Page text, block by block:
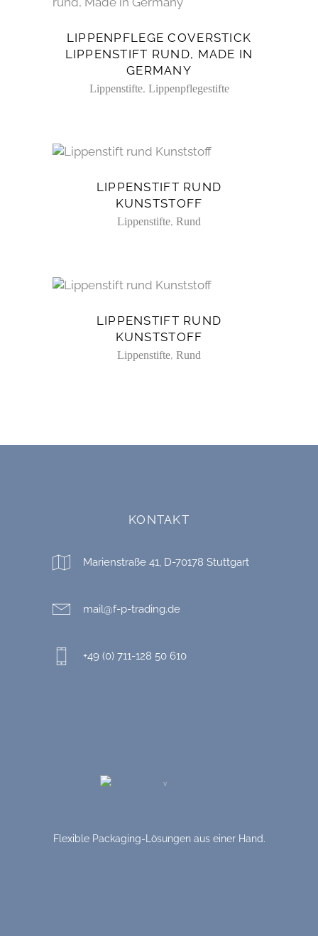
LIPPENPFLEGE COVERSTICK
LIPPENSTIFT RUND, MADE IN
GERMANY
Lippenstifte, Lippenpflegestifte
LIPPENSTIFT RUND
KUNSTSTOFF
Lippenstifte, Rund
LIPPENSTIFT RUND
KUNSTSTOFF
Lippenstifte, Rund
KONTAKT
Marienstraße 41, D-70178 Stuttgart
mail@f-p-trading.de
+49 (0) 711-128 50 610
Flexible Packaging-Lösungen aus einer Hand.